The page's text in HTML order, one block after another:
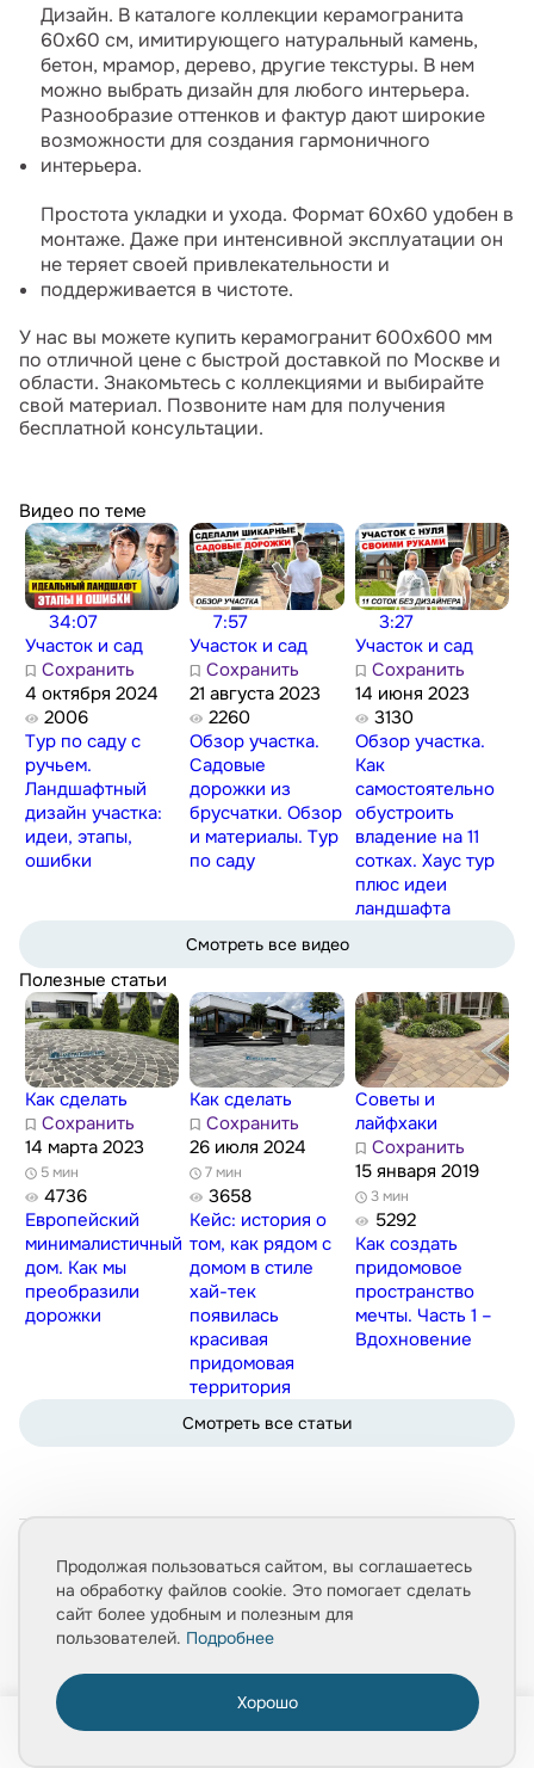
Дизайн. В каталоге коллекции керамогранита
60x60 см, имитирующего натуральный камень,
бетон, мрамор, дерево, другие текстуры. В нем
можно выбрать дизайн для любого интерьера.
Разнообразие оттенков и фактур дают широкие
возможности для создания гармоничного
интерьера.
Простота укладки и ухода. Формат 60x60 удобен в
монтаже. Даже при интенсивной эксплуатации он
не теряет своей привлекательности и
поддерживается в чистоте.
У нас вы можете купить керамогранит 600x600 мм
по отличной цене с быстрой доставкой по Москве и
области. Знакомьтесь с коллекциями и выбирайте
свой материал. Позвоните нам для получения
бесплатной консультации.
Видео по теме
34:07
Участок и сад
Сохранить
4 октября 2024
2006
Тур по саду с
ручьем.
Ландшафтный
дизайн участка:
идеи, этапы,
ошибки
7:57
Участок и сад
Сохранить
21 августа 2023
2260
Обзор участка.
Садовые
дорожки из
брусчатки. Обзор
и материалы. Тур
по саду
3:27
Участок и сад
Сохранить
14 июня 2023
3130
Обзор участка.
Как
самостоятельно
обустроить
владение на 11
сотках. Хаус тур
плюс идеи
ландшафта
Смотреть все видео
Полезные статьи
Как сделать
Сохранить
14 марта 2023
5 мин
4736
Европейский
минималистичный
дом. Как мы
преобразили
дорожки
Как сделать
Сохранить
26 июля 2024
7 мин
3658
Кейс: история о
том, как рядом с
домом в стиле
хай-тек
появилась
красивая
придомовая
территория
Советы и
лайфхаки
Сохранить
15 января 2019
3 мин
5292
Как создать
придомовое
пространство
мечты. Часть 1 –
Вдохновение
Смотреть все статьи
Закажите бесплатную консультацию
время
Продолжая пользоваться сайтом, вы соглашаетесь
на обработку файлов cookie. Это помогает сделать
сайт более удобным и полезным для
пользователей. Подробнее
Хорошо